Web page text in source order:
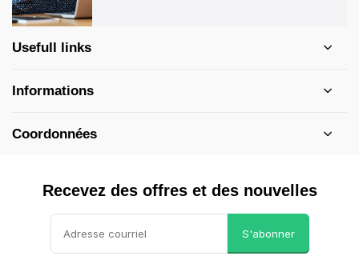
Usefull links
Informations
Coordonnées
Recevez des offres et des nouvelles
S'abonner